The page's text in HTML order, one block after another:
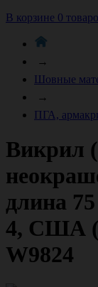
В корзине 0
→
Шовные
→
ПГА,
Викрил
длина
4, США
W9824